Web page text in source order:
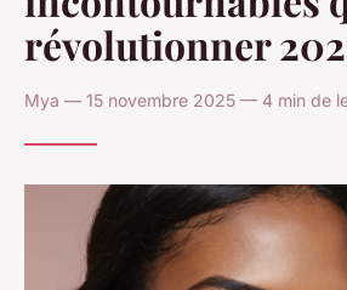
révolutionner
Mya — 15 novembre 2025 — 4 min de